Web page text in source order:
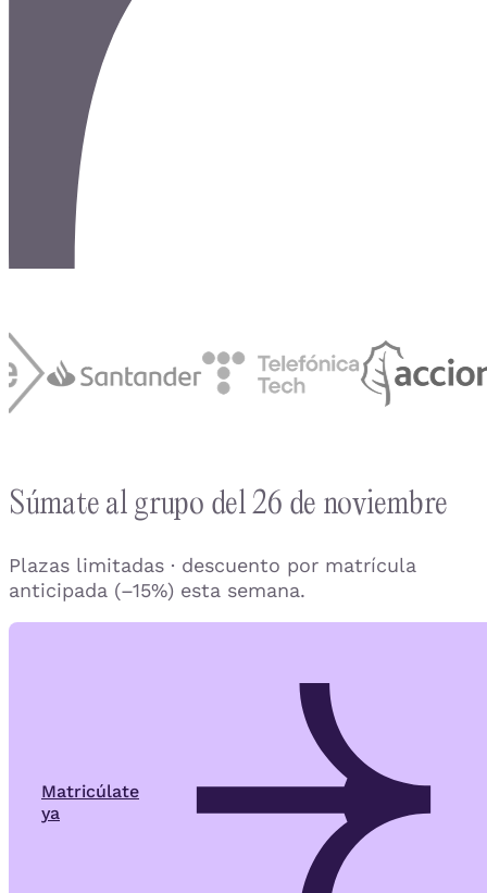
Súmate al grupo del 26 de noviembre
Plazas limitadas · descuento por matrícula
anticipada (–15%) esta semana.
Matricúlate
ya